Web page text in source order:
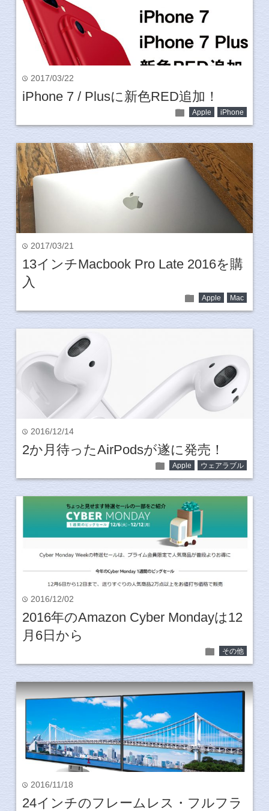
time 2017/03/22
iPhone 7 / Plusに新色RED追加！
folder Apple iPhone
time 2017/03/21
13インチMacbook Pro Late 2016を購
入
folder Apple Mac
time 2016/12/14
2か月待ったAirPodsが遂に発売！
folder Apple ウェアラブル
time 2016/12/02
2016年のAmazon Cyber Mondayは12
月6日から
folder その他
time 2016/11/18
24インチのフレームレス・フルフラ